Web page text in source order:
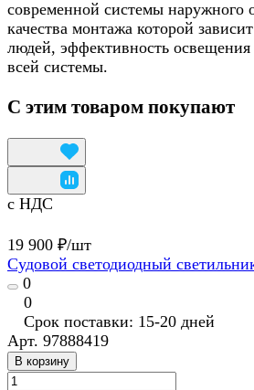
современной системы наружного
качества монтажа которой
людей, эффективность освещения
всей системы.
С этим товаром покупают
с НДС
19 900 ₽/шт
Судовой светодиодный
0
0
Срок поставки: 15-20 дней
Арт. 97888419
В корзину